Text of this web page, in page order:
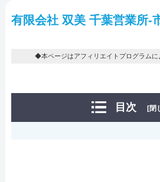
有限会社 双美 千葉営業所-
◆本ページはアフィリエイトプログラムに
目次 [閉